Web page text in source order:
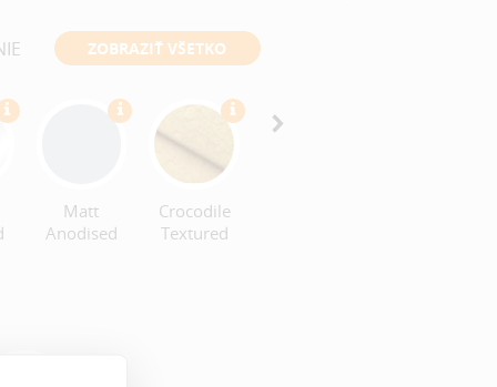
ZOBRAZIŤ VŠETKO
Matt
Anodised
Crocodile
Textured